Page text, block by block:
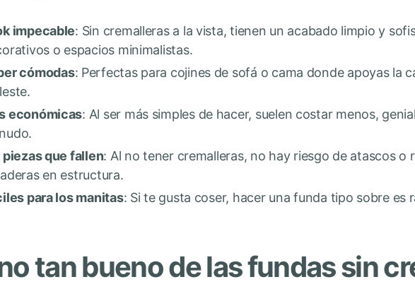
impecable: Sin cremalleras a la vista, tienen un acabado limpio y
o espacios minimalistas.
cómodas: Perfectas para cojines de sofá o cama donde apoyas la
económicas: Al ser más simples de hacer, suelen costar menos,
piezas que fallen: Al no tener cremalleras, no hay riesgo de atascos o
en estructura.
para los manitas: Si te gusta coser, hacer una funda tipo sobre es
tan bueno de las fundas sin